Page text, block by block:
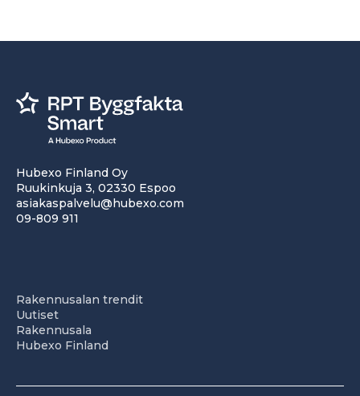
Hubexo Finland Oy
Ruukinkuja 3, 02330 Espoo
asiakaspalvelu@hubexo.com
09-809 911
Rakennusalan trendit
Uutiset
Rakennusala
Hubexo Finland